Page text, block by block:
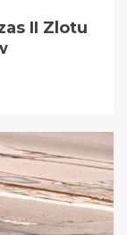
II Zlotu